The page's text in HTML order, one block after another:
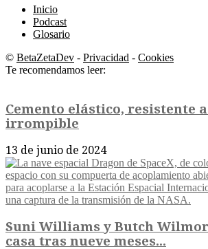
Inicio
Podcast
Glosario
© BetaZetaDev - Privacidad - Cookies
Te recomendamos leer:
Cemento elástico, resistente
irrompible
13 de junio de 2024
Suni Williams y Butch
casa tras nueve meses...